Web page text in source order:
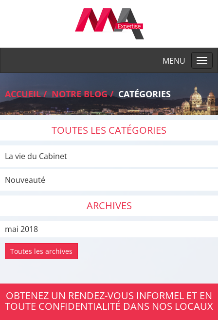
ACCUEIL NOTRE BLOG CATÉGORIES
TOUTES LES CATÉGORIES
La vie du Cabinet
Nouveauté
ARCHIVES
mai 2018
Toutes les archives
OBTENEZ UN RENDEZ-VOUS INFORMEL ET EN
TOUTE CONFIDENTIALITÉ DANS NOS LOCAUX